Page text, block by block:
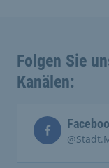
Folgen Sie
Kanälen: